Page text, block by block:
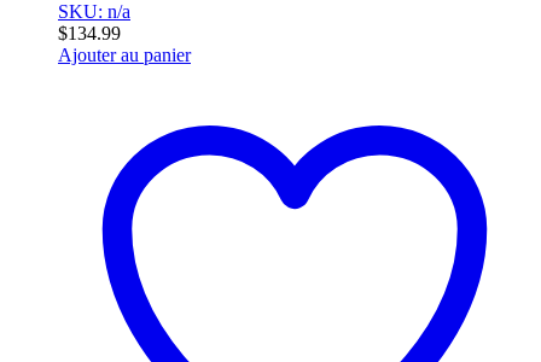
SKU: n/a
$134.99
Ajouter au panier